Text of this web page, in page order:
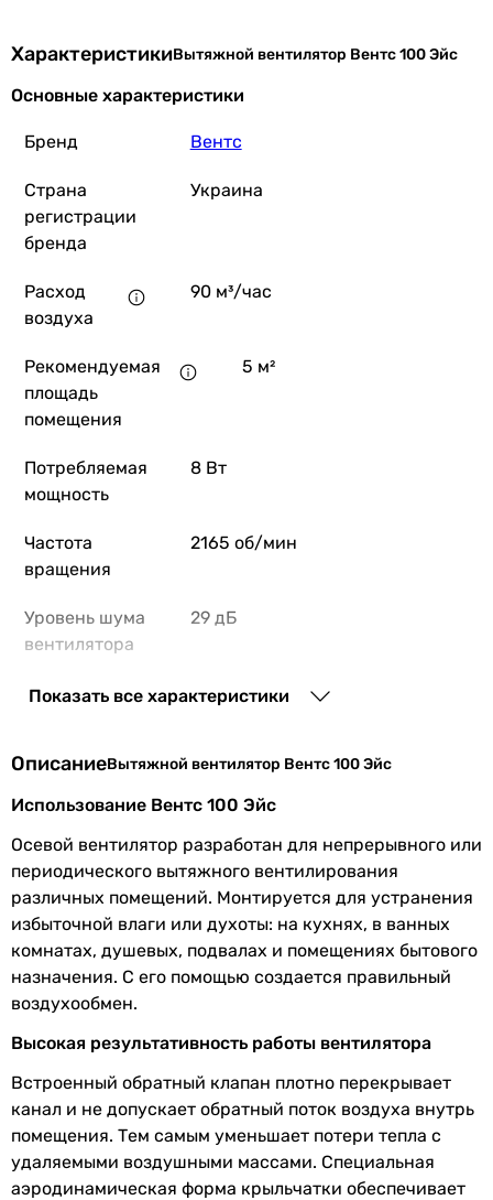
ХарактеристикиВытяжной вентилятор Вентс 100 Эйс
Основные характеристики
Бренд Вентс
Страна
регистрации
бренда
Украина
Расход
воздуха
90 м³/час
Рекомендуемая
площадь
помещения
5 м²
Потребляемая
мощность
8 Вт
Частота
вращения
2165 об/мин
Уровень шума
вентилятора
29 дБ
Шум от
стандартный (от 28 до 35 дБ)
Монтаж
настенный
Назначение
для ванной комнаты, для
туалета, для кухни
Тип осевой
Особенности
и функции
обратный клапан
Дополнительно
декоративная панель
(опция)
Материал
обратного
клапана
полиэтилен
Показать все характеристики
ОписаниеВытяжной вентилятор Вентс 100 Эйс
Использование Вентс 100 Эйс
Осевой вентилятор разработан для непрерывного или
периодического вытяжного вентилирования
различных помещений. Монтируется для устранения
избыточной влаги или духоты: на кухнях, в ванных
комнатах, душевых, подвалах и помещениях бытового
назначения. С его помощью создается правильный
воздухообмен.
Высокая результативность работы вентилятора
Встроенный обратный клапан плотно перекрывает
канал и не допускает обратный поток воздуха внутрь
помещения. Тем самым уменьшает потери тепла с
удаляемыми воздушными массами. Специальная
аэродинамическая форма крыльчатки обеспечивает